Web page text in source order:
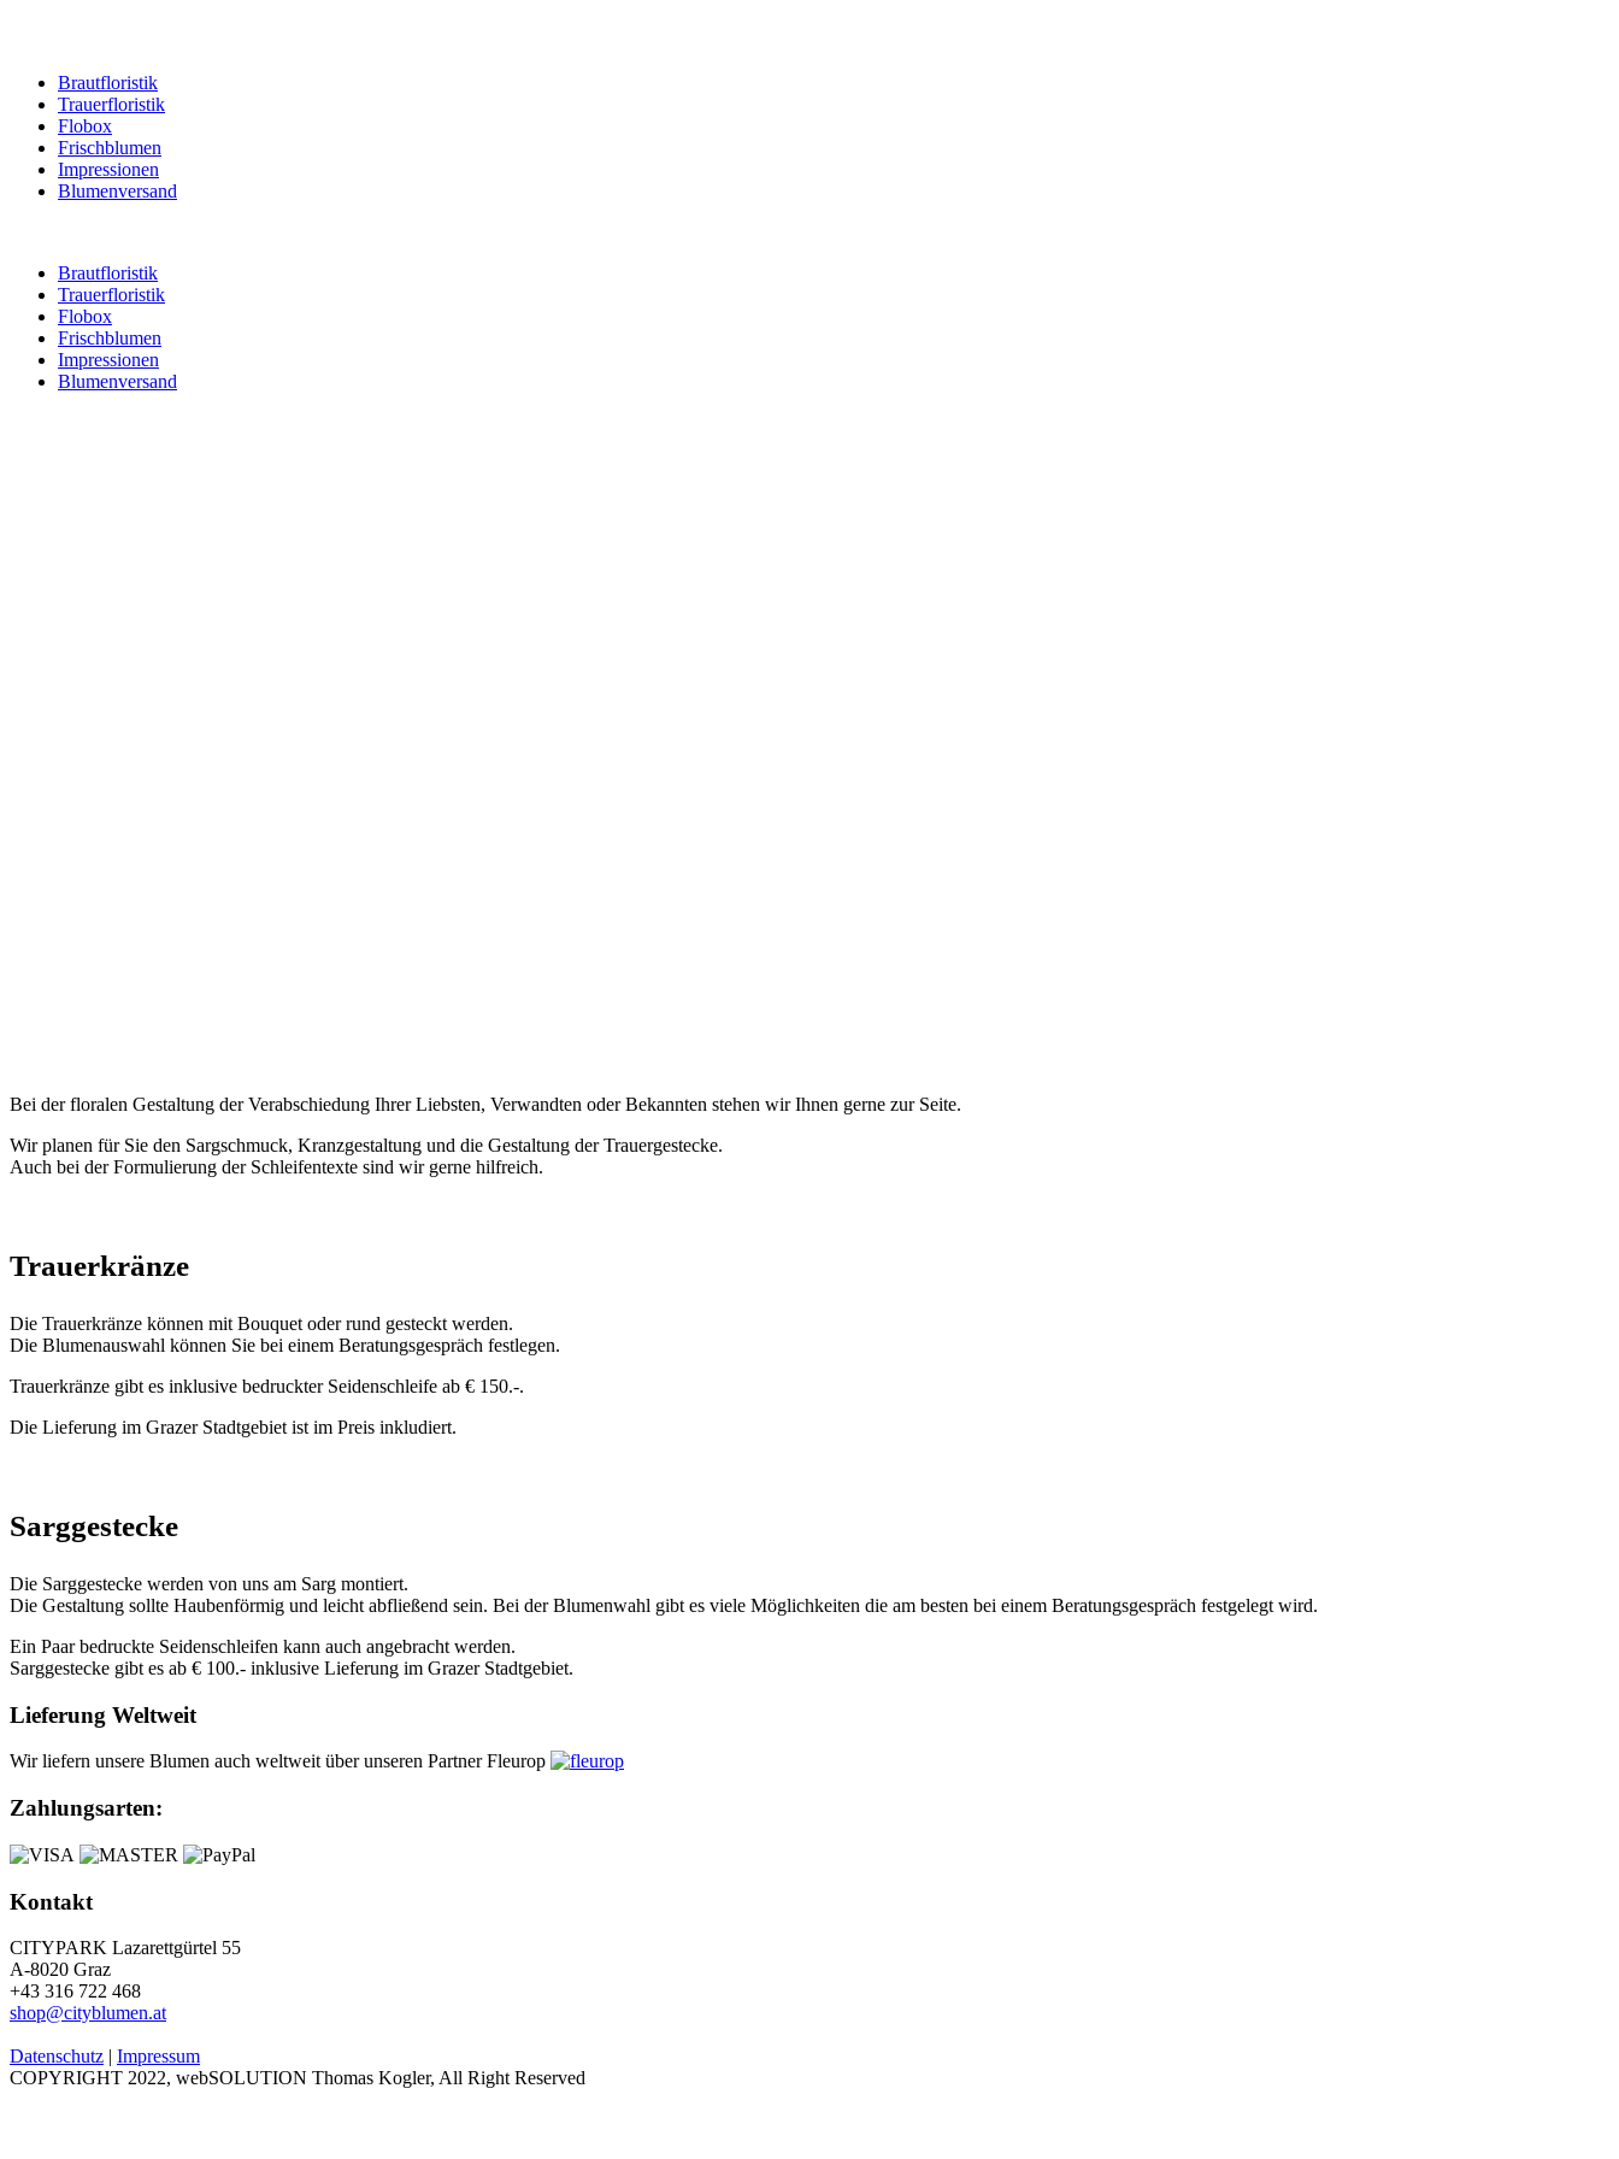
Brautfloristik
Trauerfloristik
Flobox
Frischblumen
Impressionen
Blumenversand
Brautfloristik
Trauerfloristik
Flobox
Frischblumen
Impressionen
Blumenversand
Bei der floralen Gestaltung der Verabschiedung Ihrer Liebsten, Verwandten oder Bekannten stehen wir Ihnen gerne zur Seite.
Wir planen für Sie den Sargschmuck, Kranzgestaltung und die Gestaltung der Trauergestecke.
Auch bei der Formulierung der Schleifentexte sind wir gerne hilfreich.
Trauerkränze
Die Trauerkränze können mit Bouquet oder rund gesteckt werden.
Die Blumenauswahl können Sie bei einem Beratungsgespräch festlegen.
Trauerkränze gibt es inklusive bedruckter Seidenschleife ab € 150.-.
Die Lieferung im Grazer Stadtgebiet ist im Preis inkludiert.
Sarggestecke
Die Sarggestecke werden von uns am Sarg montiert.
Die Gestaltung sollte Haubenförmig und leicht abfließend sein. Bei der Blumenwahl gibt es viele Möglichkeiten die am besten bei einem Beratungsgespräch festgelegt wird.
Ein Paar bedruckte Seidenschleifen kann auch angebracht werden.
Sarggestecke gibt es ab € 100.- inklusive Lieferung im Grazer Stadtgebiet.
Lieferung Weltweit
Wir liefern unsere Blumen auch weltweit über unseren Partner Fleurop
Zahlungsarten:
Kontakt
CITYPARK Lazarettgürtel 55
A-8020 Graz
+43 316 722 468
shop@cityblumen.at
Datenschutz | Impressum
COPYRIGHT 2022, webSOLUTION Thomas Kogler, All Right Reserved